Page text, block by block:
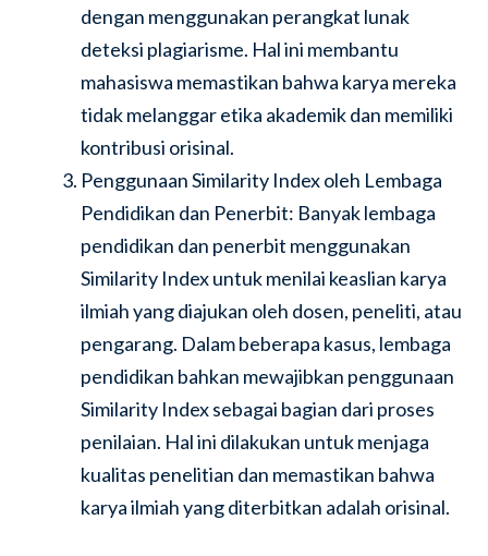
dengan menggunakan perangkat lunak
deteksi plagiarisme. Hal ini membantu
mahasiswa memastikan bahwa karya mereka
tidak melanggar etika akademik dan memiliki
kontribusi orisinal.
Penggunaan Similarity Index oleh Lembaga
Pendidikan dan Penerbit: Banyak lembaga
pendidikan dan penerbit menggunakan
Similarity Index untuk menilai keaslian karya
ilmiah yang diajukan oleh dosen, peneliti, atau
pengarang. Dalam beberapa kasus, lembaga
pendidikan bahkan mewajibkan penggunaan
Similarity Index sebagai bagian dari proses
penilaian. Hal ini dilakukan untuk menjaga
kualitas penelitian dan memastikan bahwa
karya ilmiah yang diterbitkan adalah orisinal.